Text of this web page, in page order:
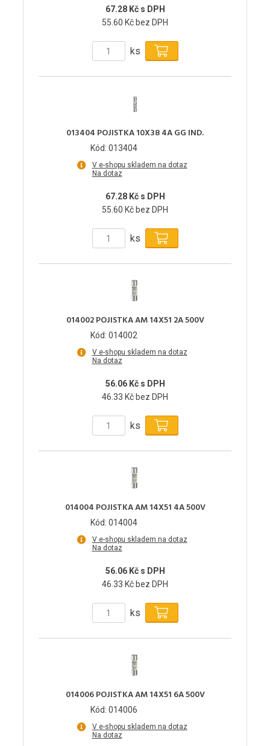
67.28 Kč s DPH
55.60 Kč bez DPH
ks
013404 POJISTKA 10X38 4A GG IND.
Kód: 013404
V e-shopu skladem na dotaz
Na dotaz
67.28 Kč s DPH
55.60 Kč bez DPH
ks
014002 POJISTKA AM 14X51 2A 500V
Kód: 014002
V e-shopu skladem na dotaz
Na dotaz
56.06 Kč s DPH
46.33 Kč bez DPH
ks
014004 POJISTKA AM 14X51 4A 500V
Kód: 014004
V e-shopu skladem na dotaz
Na dotaz
56.06 Kč s DPH
46.33 Kč bez DPH
ks
014006 POJISTKA AM 14X51 6A 500V
Kód: 014006
V e-shopu skladem na dotaz
Na dotaz